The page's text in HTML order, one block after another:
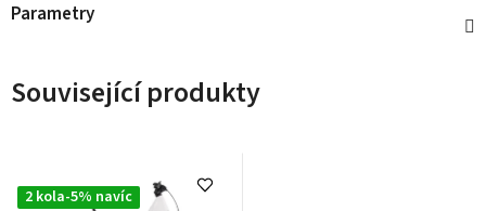
Parametry
Související produkty
2 kola-5% navíc